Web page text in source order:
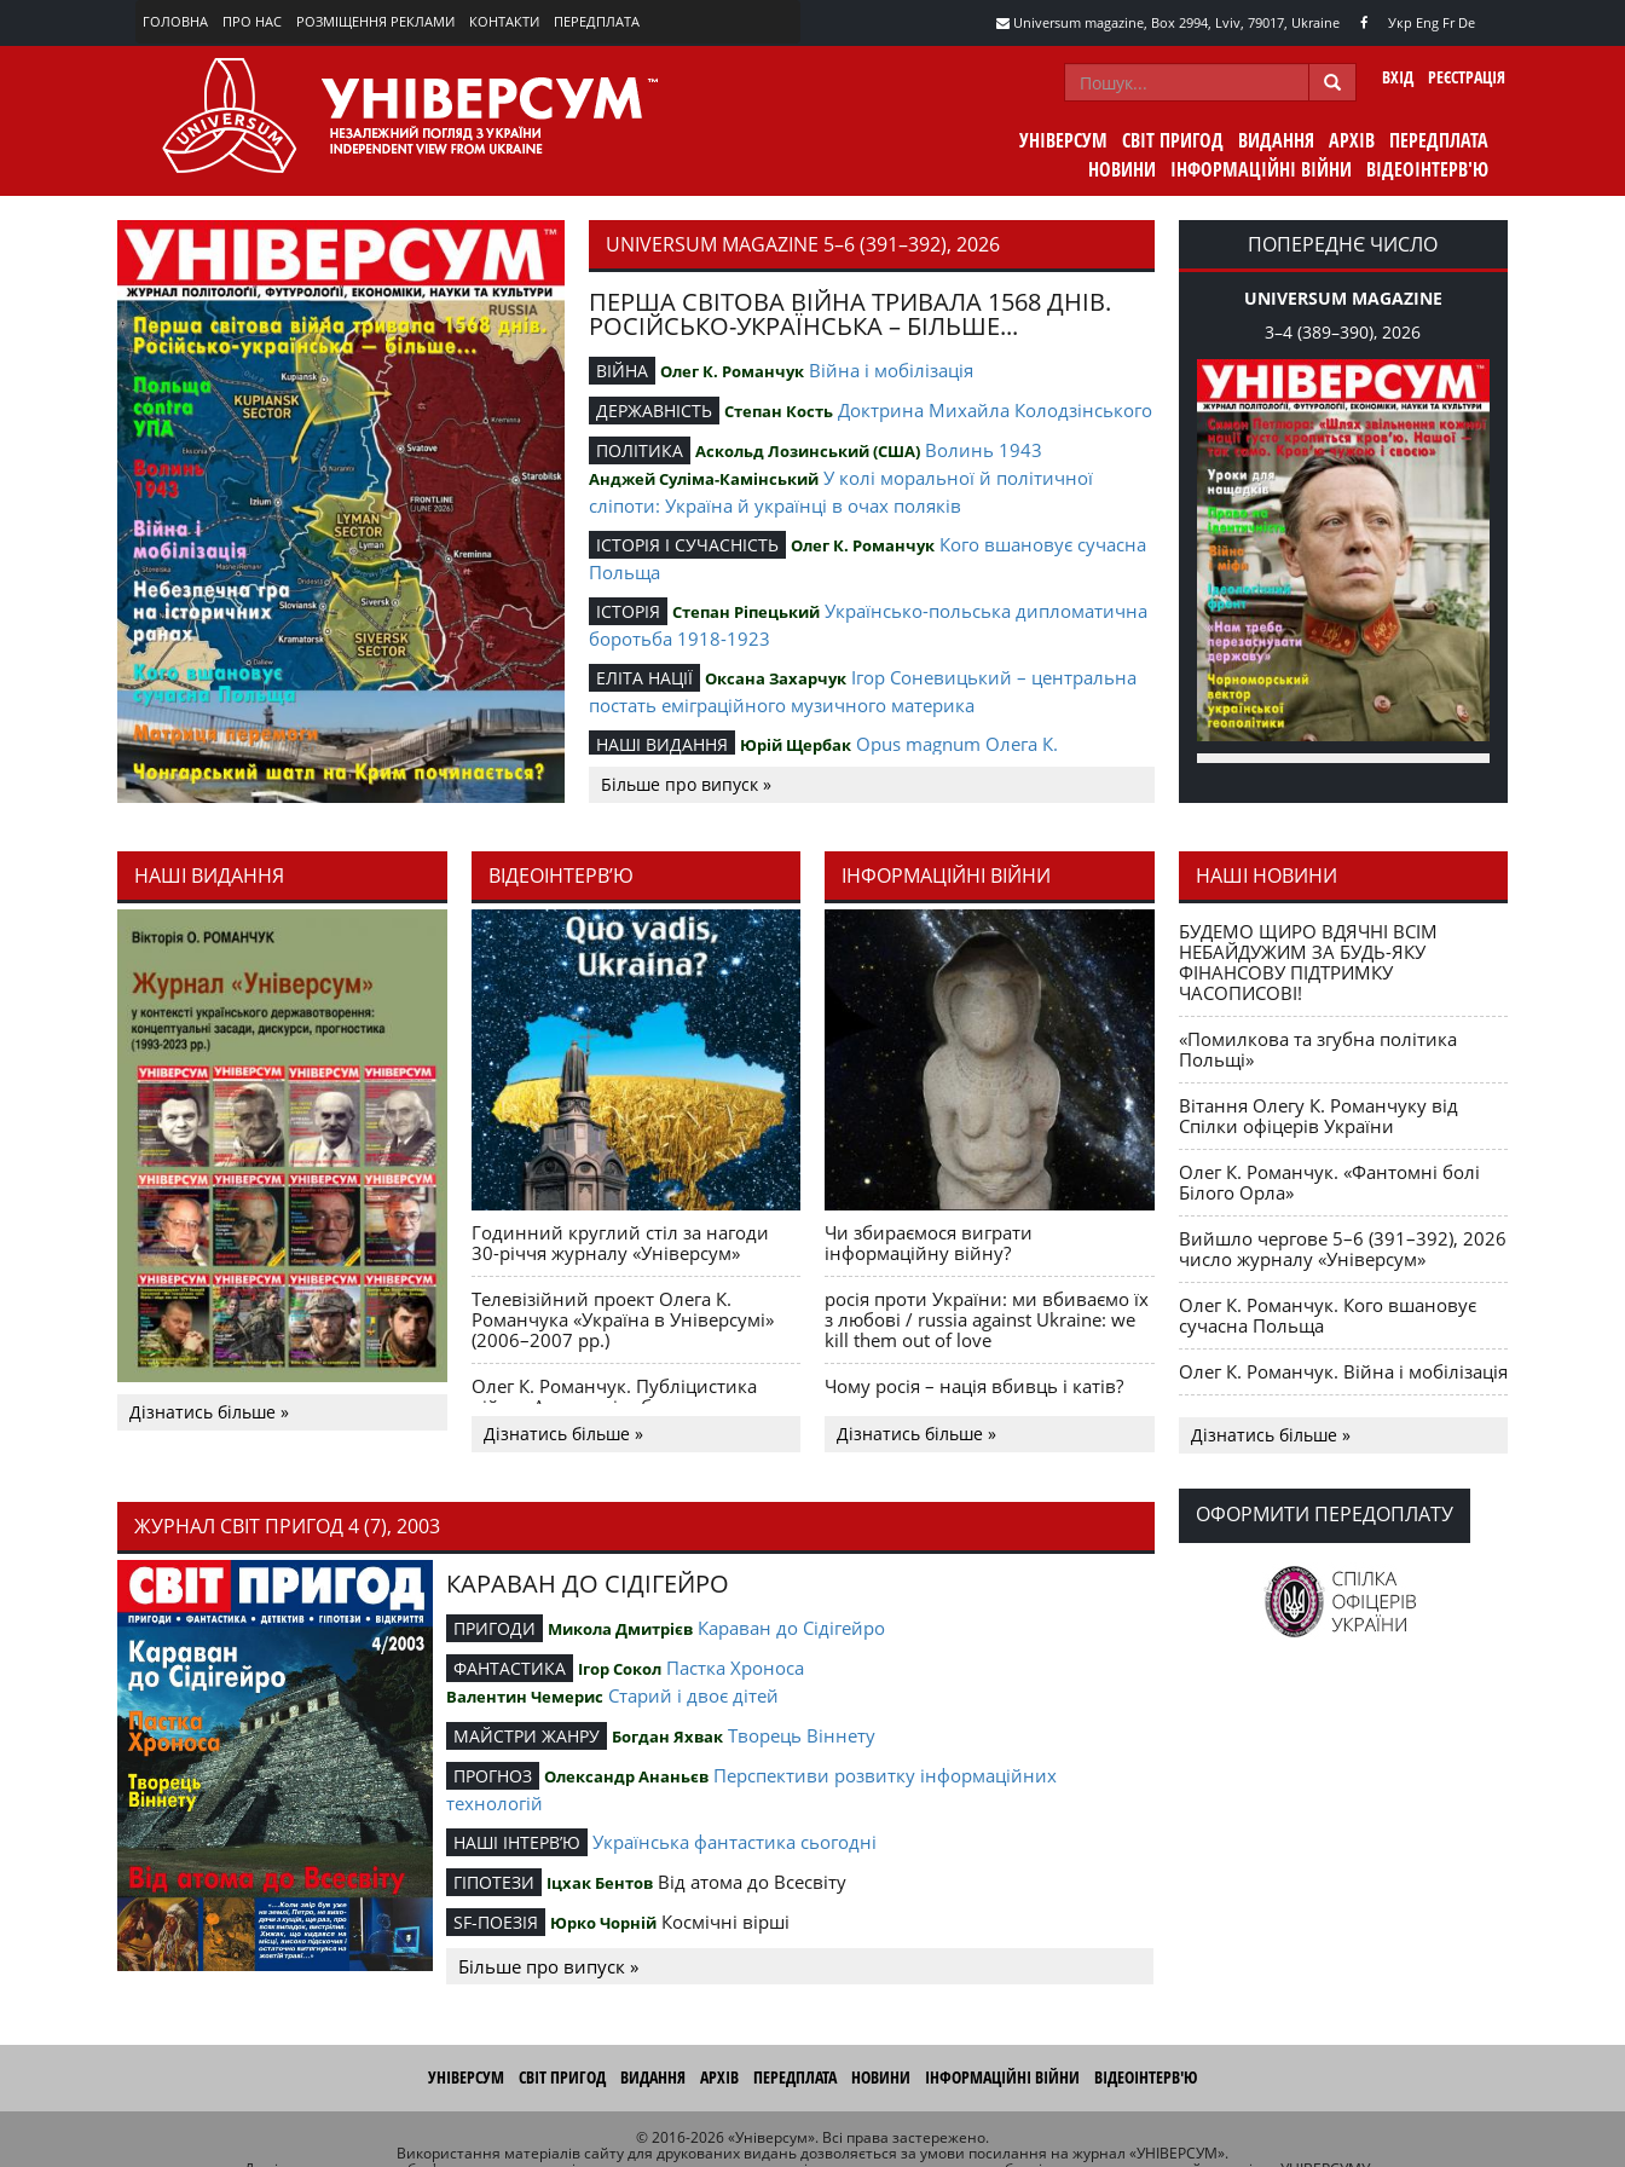
ГОЛОВНА ПРО НАС РОЗМІЩЕННЯ РЕКЛАМИ КОНТАКТИ ПЕРЕДПЛАТА Universum magazine, Box 2994, Lviv, 79017, Ukraine Укр Eng FrDe
ВХІД РЕЄСТРАЦІЯ
УНІВЕРСУМ СВІТ ПРИГОД ВИДАННЯ АРХІВ ПЕРЕДПЛАТА
НОВИНИ
ІНФОРМАЦІЙНІ ВІЙНИ ВІДЕОІНТЕРВ'Ю
UNIVERSUM MAGAZINE 5–6 (391–392), 2026
ПЕРША СВІТОВА ВІЙНА ТРИВАЛА 1568 ДНІВ.
РОСІЙСЬКО-УКРАЇНСЬКА – БІЛЬШЕ...
ВІЙНА Олег К. Романчук Війна і мобілізація
ДЕРЖАВНІСТЬ Степан Кость Доктрина Михайла Колодзінського
ПОЛІТИКА Аскольд Лозинський (США) Волинь 1943
Анджей Суліма-Камінський У колі моральної й політичної
сліпоти: Україна й українці в очах поляків
ІСТОРІЯ І СУЧАСНІСТЬ Олег К. Романчук Кого вшановує сучасна
Польща
ІСТОРІЯ Степан Ріпецький Українсько-польська дипломатична
боротьба 1918-1923
ЕЛІТА НАЦІЇ Оксана Захарчук Ігор Соневицький – центральна
постать еміграційного музичного материка
НАШІ ВИДАННЯ Юрій Щербак Opus magnum Олега К.
Романчука
СЛОВО РЕДАКЦІЙНЕ Олег К. Романчук Журавель і синиця як
уособлення української політстратегії й тактики
Більше про випуск »
ПОПЕРЕДНЄ ЧИСЛО
UNIVERSUM MAGAZINE
3–4 (389–390), 2026
НАШІ ВИДАННЯ
Дізнатись більше »
ВІДЕОІНТЕРВ’Ю
Годинний круглий стіл за нагоди
30-річчя журналу «Універсум»
Телевізійний проект Олега К.
Романчука «Україна в Універсумі»
(2006–2007 рр.)
Олег К. Романчук. Публіцистика
війни. Акценти і табу
Дізнатись більше »
ІНФОРМАЦІЙНІ ВІЙНИ
Чи збираємося виграти
інформаційну війну?
росія проти України: ми вбиваємо їх
з любові / russia against Ukraine: we
kill them out of love
Чому росія – нація вбивць і катів?
Дізнатись більше »
НАШІ НОВИНИ
БУДЕМО ЩИРО ВДЯЧНІ ВСІМ
НЕБАЙДУЖИМ ЗА БУДЬ-ЯКУ
ФІНАНСОВУ ПІДТРИМКУ
ЧАСОПИСОВІ!
«Помилкова та згубна політика
Польщі»
Вітання Олегу К. Романчуку від
Спілки офіцерів України
Олег К. Романчук. «Фантомні болі
Білого Орла»
Вийшло чергове 5–6 (391–392), 2026
число журналу «Універсум»
Олег К. Романчук. Кого вшановує
сучасна Польща
Олег К. Романчук. Війна і мобілізація
долучилися до найбільшої
День Вишиванки в Норт Порті
OPUS MAGNUM Олега К. Романчука
Дізнатись більше »
ЖУРНАЛ СВІТ ПРИГОД 4 (7), 2003
КАРАВАН ДО СІДІГЕЙРО
ПРИГОДИ Микола Дмитрієв Караван до Сідігейро
ФАНТАСТИКА Ігор Сокол Пастка Хроноса
Валентин Чемерис Старий і двоє дітей
МАЙСТРИ ЖАНРУ Богдан Яхвак Творець Віннету
ПРОГНОЗ Олександр Ананьєв Перспективи розвитку інформаційних
технологій
НАШІ ІНТЕРВ’Ю Українська фантастика сьогодні
ГІПОТЕЗИ Іцхак Бентов Від атома до Всесвіту
SF-ПОЕЗІЯ Юрко Чорній Космічні вірші
Більше про випуск »
ОФОРМИТИ ПЕРЕДОПЛАТУ
УНІВЕРСУМ СВІТ ПРИГОД ВИДАННЯ АРХІВ ПЕРЕДПЛАТА НОВИНИ ІНФОРМАЦІЙНІ ВІЙНИ ВІДЕОІНТЕРВ'Ю
© 2016-2026 «Універсум». Всі права застережено.
Використання матеріалів сайту для друкованих видань дозволяється за умови посилання на журнал «УНІВЕРСУМ».